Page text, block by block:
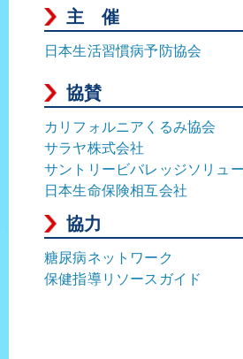
主 催
日本生活習慣病予防協会
協賛
カリフォルニアくるみ協会
サラヤ株式会社
サントリービバレッジソリュ
日本生命保険相互会社
協力
糖尿病ネットワーク
保健指導リソースガイド